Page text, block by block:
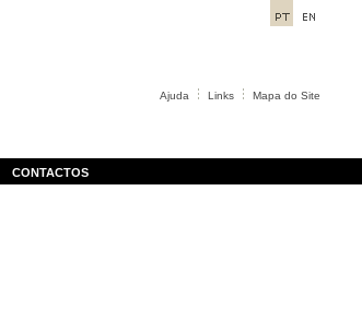
Ajuda Links Mapa do Site
CONTACTOS